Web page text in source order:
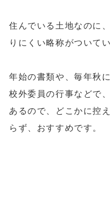
住んでいる土地なのに
りにくい略称がついて
年始の書類や、毎年秋
校外委員の行事などで
あるので、どこかに控
らず、おすすめです。